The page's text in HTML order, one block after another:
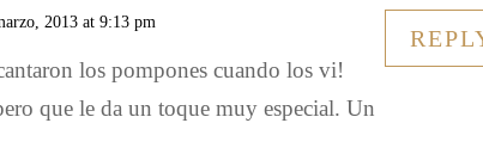
2013 at 9:13 pm
los pompones cuando los vi!
que le da un toque muy especial. Un